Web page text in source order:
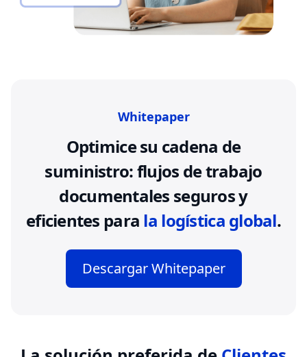
Whitepaper
Optimice su cadena de
suministro: flujos de trabajo
documentales seguros y
eficientes para la logística global.
Descargar Whitepaper